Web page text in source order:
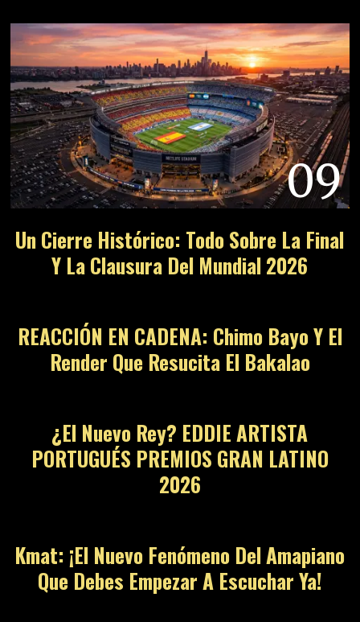
09
Un Cierre Histórico: Todo Sobre La Final
Y La Clausura Del Mundial 2026
10
REACCIÓN EN CADENA: Chimo Bayo Y El
Render Que Resucita El Bakalao
11
¿El Nuevo Rey? EDDIE ARTISTA
PORTUGUÉS PREMIOS GRAN LATINO
2026
Kmat: ¡El Nuevo Fenómeno Del Amapiano
Que Debes Empezar A Escuchar Ya!
13